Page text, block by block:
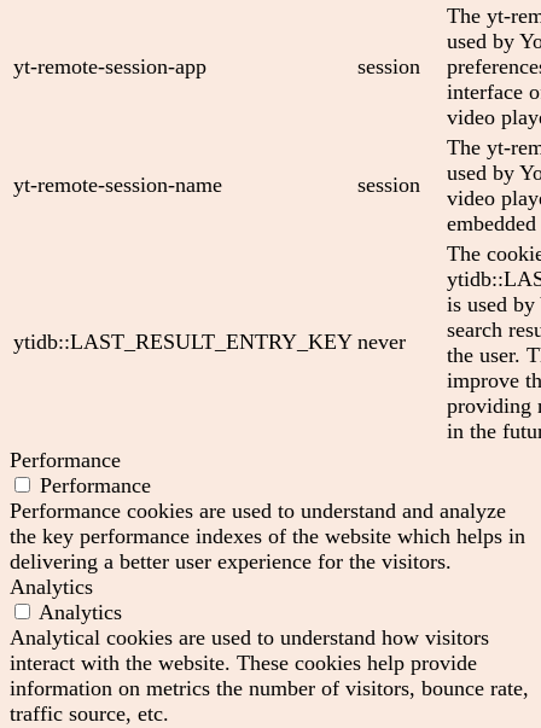
yt-remote-session-app session
The yt-
used by
interface
video
yt-remote-session-name session
The yt-
used by
video
ytidb::LAST_RESULT_ENTRY_KEY never
The
is used by
search
the user.
improve
providing
in the
Performance
Performance
Performance cookies are used to understand and analyze
the key performance indexes of the website which helps in
delivering a better user experience for the visitors.
Analytics
Analytics
Analytical cookies are used to understand how visitors
interact with the website. These cookies help provide
information on metrics the number of visitors, bounce rate,
traffic source, etc.